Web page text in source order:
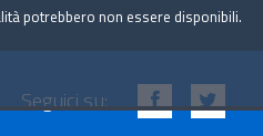
Seguici su:
potrebbero non essere disponibili.